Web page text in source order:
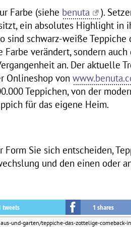
Farbe (siehe benuta
).
ein absolutes Highlight in
sind schwarz-weiße
verändert, sondern
an. Der aktuelle
Onlineshop von
Teppichen, von der
für das eigene Heim.
Sie sich entscheiden,
und den einen oder
tweets 1 shares